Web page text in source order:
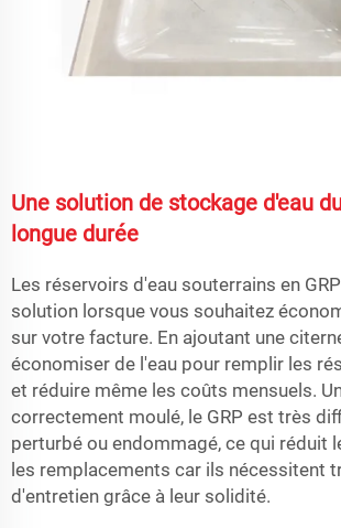
Une solution de stockage d'eau
longue durée
Les réservoirs d'eau souterrains en
solution lorsque vous souhaitez
sur votre facture. En ajoutant une
économiser de l'eau pour remplir les
et réduire même les coûts mensuels.
correctement moulé, le GRP est très
perturbé ou endommagé, ce qui réduit
les remplacements car ils nécessitent
d'entretien grâce à leur solidité.